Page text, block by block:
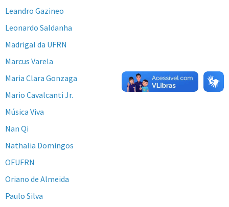
Leandro Gazineo
Leonardo Saldanha
Madrigal da UFRN
Marcus Varela
Maria Clara Gonzaga
Mario Cavalcanti Jr.
Música Viva
Nan Qi
Nathalia Domingos
OFUFRN
Oriano de Almeida
Paulo Silva